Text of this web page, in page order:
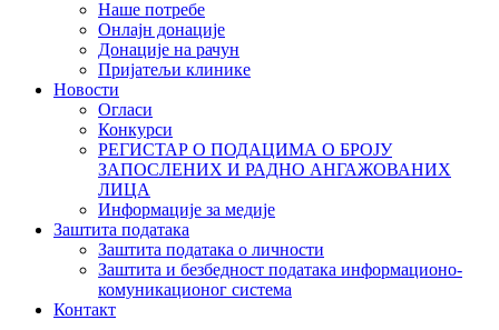
Наше потребе
Онлајн донације
Донације на рачун
Пријатељи клинике
Новости
Огласи
Конкурси
РЕГИСТАР О ПОДАЦИМА О БРОЈУ
ЗАПОСЛЕНИХ И РАДНО АНГАЖОВАНИХ
ЛИЦА
Информације за медије
Заштита података
Заштита података о личности
Заштита и безбедност података информационо-
комуникационог система
Контакт